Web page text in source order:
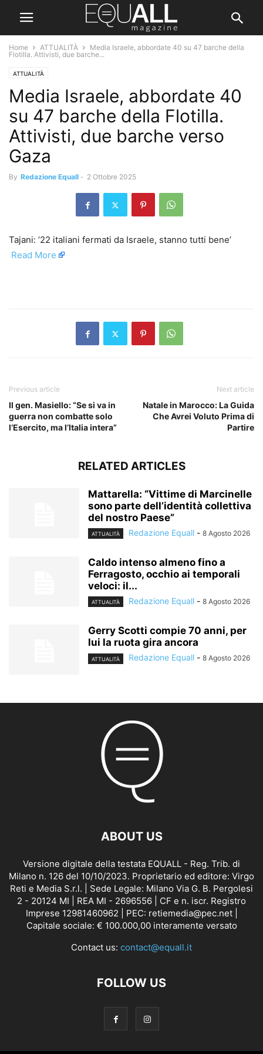
Home ATTUALITÀ
Media Israele, abbordate 40 su 47 barche della
Flotilla. Attivisti, due barche...
ATTUALITÀ
Media Israele, abbordate 40
su 47 barche della Flotilla.
Attivisti, due barche verso
Gaza
By Redazione Equall - 2 Ottobre 2025
Tajani: ’22 italiani fermati da Israele, stanno tutti bene’ ​
Read More
Previous article
Il gen. Masiello: “Se si va in
guerra non combatte solo
l’Esercito, ma l’Italia intera”
Next article
Natale in Marocco: La Guida
Che Avrei Voluto Prima di
Partire
RELATED ARTICLES
Mattarella: “Vittime di Marcinelle
sono parte dell’identità collettiva
del nostro Paese”
ATTUALITÀ Redazione Equall - 8 Agosto 2026
Caldo intenso almeno fino a
Ferragosto, occhio ai temporali
veloci: il...
ATTUALITÀ Redazione Equall - 8 Agosto 2026
Gerry Scotti compie 70 anni, per
lui la ruota gira ancora
ATTUALITÀ Redazione Equall - 8 Agosto 2026
ABOUT US
Versione digitale della testata EQUALL - Reg. Trib. di
Milano n. 126 del 10/10/2023. Proprietario ed editore: Virgo
Reti e Media S.r.l. | Sede Legale: Milano Via G. B. Pergolesi
2 - 20124 MI | REA MI - 2696556 | CF e n. iscr. Registro
Imprese 12981460962 | PEC: retiemedia@pec.net |
Capitale sociale: € 100.000,00 interamente versato
Contact us: contact@equall.it
FOLLOW US